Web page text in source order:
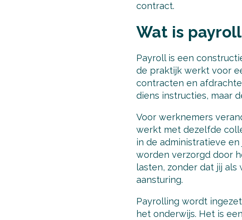
contract.
Wat is
Payroll is een
de praktijk werkt voor
contracten en
diens instructies, maar
Voor werknemers
werkt met dezelfde
in de administratieve
worden verzorgd door
lasten, zonder dat jij
aansturing.
Payrolling wordt
het onderwijs. Het is